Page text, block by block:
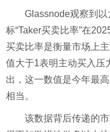
Glassnode观察到
标“Taker买卖比率”在
买卖比率是衡量市场上
值大于1表明主动买入压
出，这一数值是今年最
相当。
该数据背后传递的